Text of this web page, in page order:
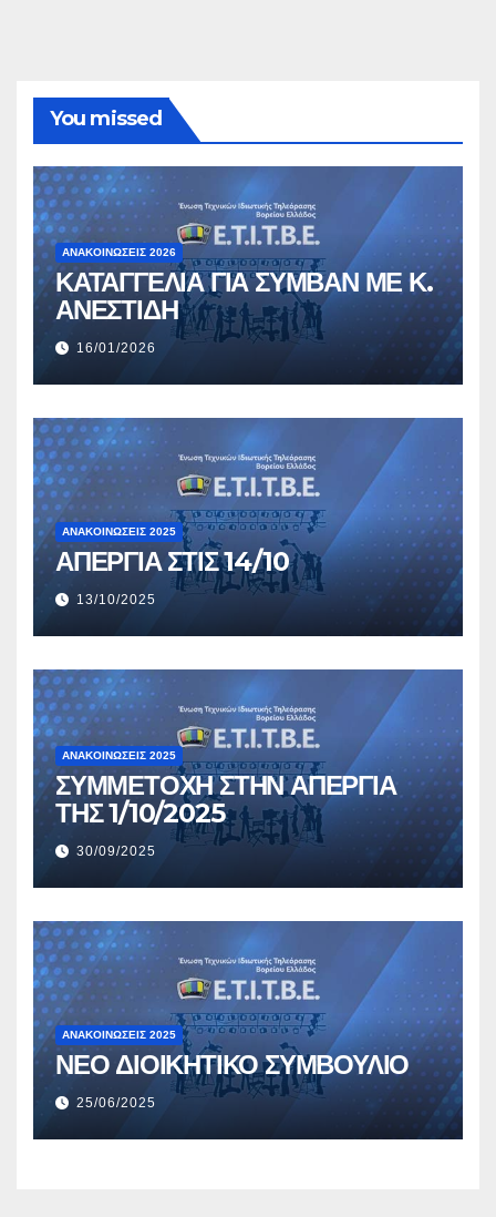
You missed
ΑΝΑΚΟΙΝΏΣΕΙΣ 2026
ΚΑΤΑΓΓΕΛΙΑ ΓΙΑ ΣΥΜΒΑΝ ΜΕ Κ.
ΑΝΕΣΤΙΔΗ
16/01/2026
ΑΝΑΚΟΙΝΏΣΕΙΣ 2025
ΑΠΕΡΓΙΑ ΣΤΙΣ 14/10
13/10/2025
ΑΝΑΚΟΙΝΏΣΕΙΣ 2025
ΣΥΜΜΕΤΟΧΗ ΣΤΗΝ ΑΠΕΡΓΙΑ
ΤΗΣ 1/10/2025
30/09/2025
ΑΝΑΚΟΙΝΏΣΕΙΣ 2025
ΝΕΟ ΔΙΟΙΚΗΤΙΚΟ ΣΥΜΒΟΥΛΙΟ
25/06/2025